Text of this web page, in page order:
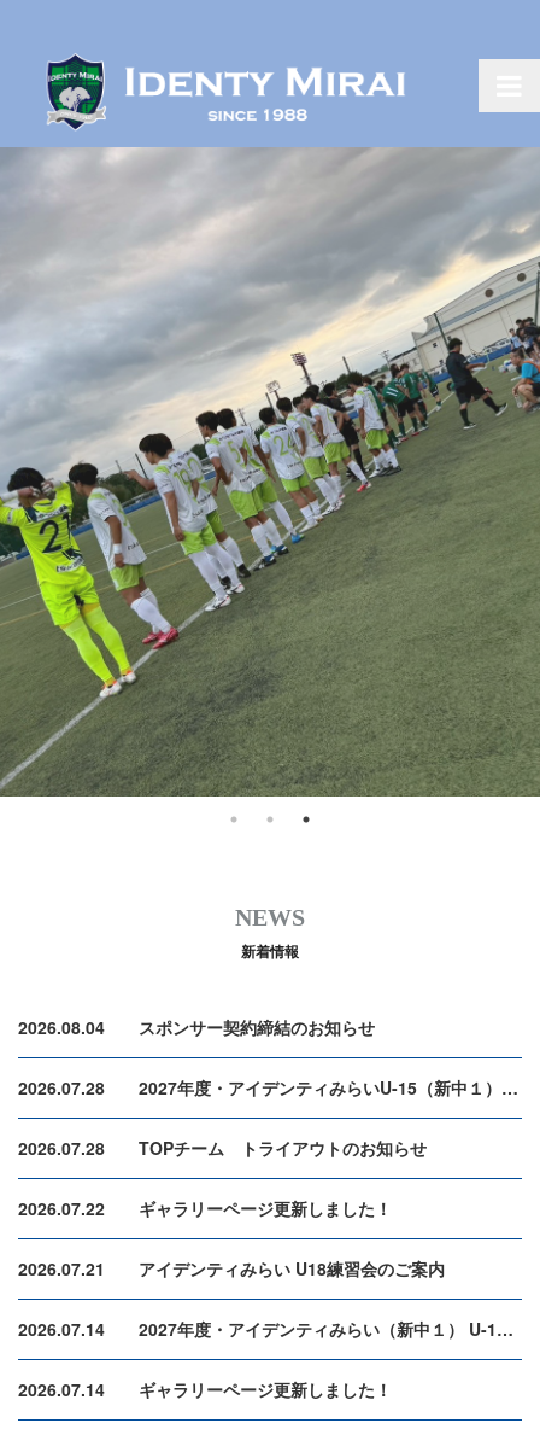
NEWS
新着情報
2026.08.04 スポンサー契約締結のお知らせ
2026.07.28 2027年度・アイデンティみらいU-15（新中１）最終選考 2次セレクション合格者
2026.07.28 TOPチーム トライアウトのお知らせ
2026.07.22 ギャラリーページ更新しました！
2026.07.21 アイデンティみらい U18練習会のご案内
2026.07.14 2027年度・アイデンティみらい（新中１） U-15 セレクション １次合格者
2026.07.14 ギャラリーページ更新しました！